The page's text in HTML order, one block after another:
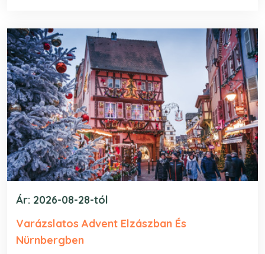
Ár: 2026-08-28-tól
Varázslatos Advent Elzászban És
Nürnbergben